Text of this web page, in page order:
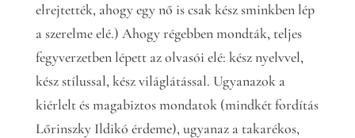
elrejtették, ahogy egy nő is csak kész sminkben lép
a szerelme elé.) Ahogy régebben mondták, teljes
fegyverzetben lépett az olvasói elé: kész nyelvvel,
kész stílussal, kész világlátással. Ugyanazok a
kiérlelt és magabiztos mondatok (mindkét fordítás
Lőrinszky Ildikó érdeme), ugyanaz a takarékos,